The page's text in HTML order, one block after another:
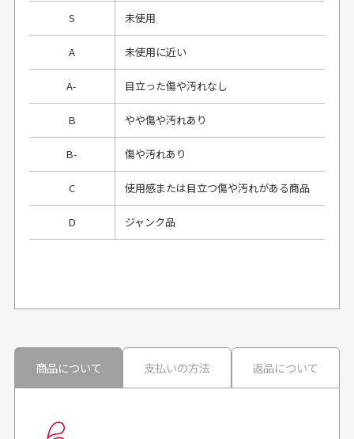
S 未使用
A 未使用に近い
A- 目立った傷や汚れなし
B やや傷や汚れあり
B- 傷や汚れあり
C 使用感または目立つ傷や汚れがある商品
D ジャンク品
良かった！
30代男性
商品について 支払いの方法 返品について